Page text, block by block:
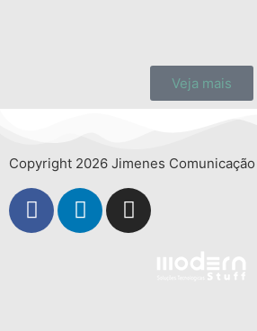
Veja mais
Copyright 2026 Jimenes Comunicação